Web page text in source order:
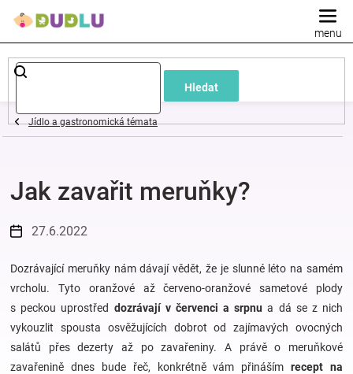
Hledat
Dětské
a
oblečení
Pokojíček
a
kojenecká
výbava
Jídlo a gastronomická témata
Jak zavařit meruňky?
27.6.2022
Dozrávající meruňky nám dávají vědět, že je slunné léto na samém
vrcholu. Tyto oranžové až červeno-oranžové sametové plody
s peckou uprostřed dozrávají v červenci a srpnu a dá se z nich
vykouzlit spousta osvěžujících dobrot od zajímavých ovocných
salátů přes dezerty až po zavařeniny. A právě o meruňkové
zavařenině dnes bude řeč, konkrétně vám přinášímrecept na